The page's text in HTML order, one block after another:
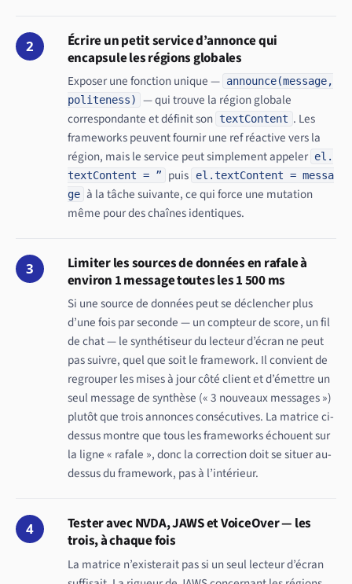
2
Écrire un petit service d’annonce qui
encapsule les régions globales
Exposer une fonction unique — announce(message,
politeness)
— qui trouve la région globale
correspondante et définit son textContent . Les
frameworks peuvent fournir une ref réactive vers la
région, mais le service peut simplement appeler el.
textContent = ”
puis
el.textContent = messa
ge à la tâche suivante, ce qui force une mutation
même pour des chaînes identiques.
3
Limiter les sources de données en rafale à
environ 1 message toutes les 1 500 ms
Si une source de données peut se déclencher plus
d’une fois par seconde — un compteur de score, un fil
de chat — le synthétiseur du lecteur d’écran ne peut
pas suivre, quel que soit le framework. Il convient de
regrouper les mises à jour côté client et d’émettre un
seul message de synthèse (« 3 nouveaux messages »)
plutôt que trois annonces consécutives. La matrice ci-
dessus montre que tous les frameworks échouent sur
la ligne « rafale », donc la correction doit se situer au-
dessus du framework, pas à l’intérieur.
4
Tester avec NVDA, JAWS et VoiceOver — les
trois, à chaque fois
La matrice n’existerait pas si un seul lecteur d’écran